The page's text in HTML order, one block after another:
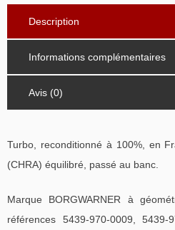
Description
Informations complémentaires
Avis (0)
Turbo, reconditionné à 100%, en
(CHRA) équilibré, passé au banc.
Marque BORGWARNER à
références 5439-970-0009, 5439-